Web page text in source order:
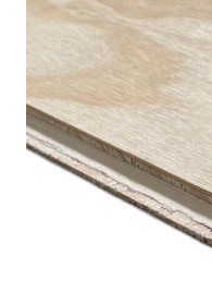
Underlayment fins
Productdetails
Dikte